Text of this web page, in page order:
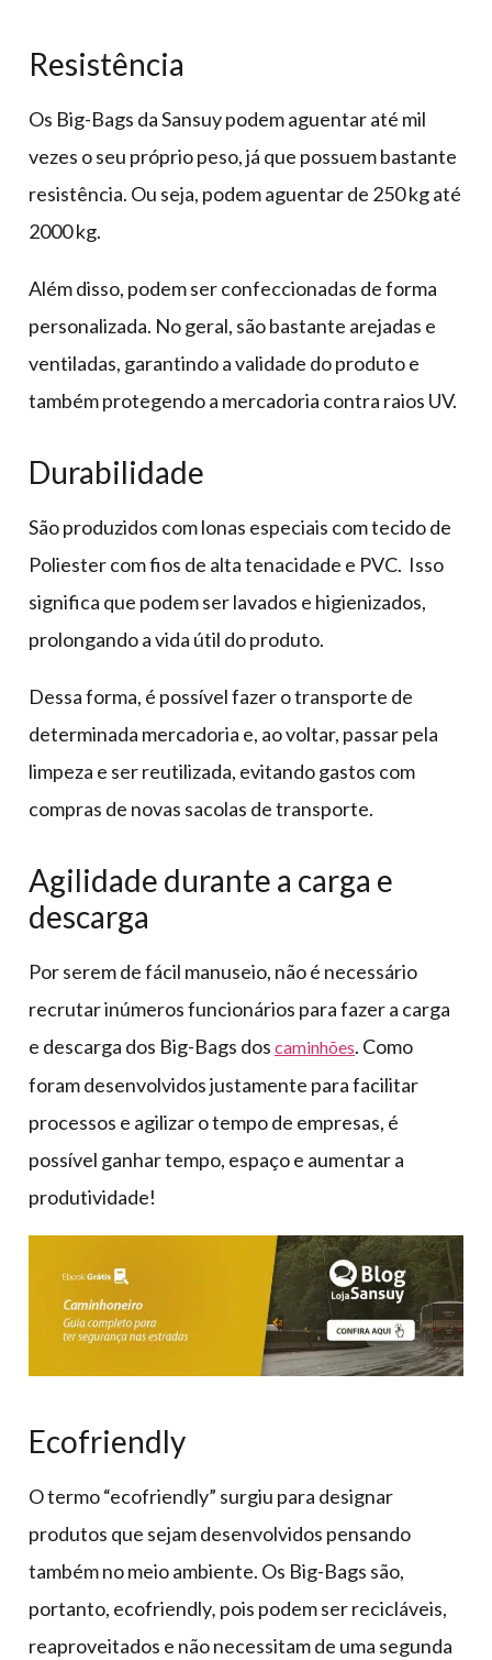
Resistência
Os Big-Bags da Sansuy podem aguentar até mil
vezes o seu próprio peso, já que possuem bastante
resistência. Ou seja, podem aguentar de 250 kg até
2000 kg.
Além disso, podem ser confeccionadas de forma
personalizada. No geral, são bastante arejadas e
ventiladas, garantindo a validade do produto e
também protegendo a mercadoria contra raios UV.
Durabilidade
São produzidos com lonas especiais com tecido de
Poliester com fios de alta tenacidade e PVC. Isso
significa que podem ser lavados e higienizados,
prolongando a vida útil do produto.
Dessa forma, é possível fazer o transporte de
determinada mercadoria e, ao voltar, passar pela
limpeza e ser reutilizada, evitando gastos com
compras de novas sacolas de transporte.
Agilidade durante a carga e
descarga
Por serem de fácil manuseio, não é necessário
recrutar inúmeros funcionários para fazer a carga
e descarga dos Big-Bags dos caminhões. Como
foram desenvolvidos justamente para facilitar
processos e agilizar o tempo de empresas, é
possível ganhar tempo, espaço e aumentar a
produtividade!
Ecofriendly
O termo “ecofriendly” surgiu para designar
produtos que sejam desenvolvidos pensando
também no meio ambiente. Os Big-Bags são,
portanto, ecofriendly, pois podem ser recicláveis,
reaproveitados e não necessitam de uma segunda